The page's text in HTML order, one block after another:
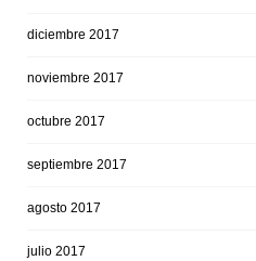
diciembre 2017
noviembre 2017
octubre 2017
septiembre 2017
agosto 2017
julio 2017